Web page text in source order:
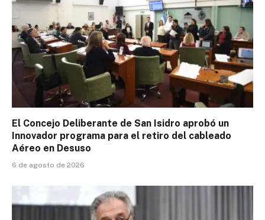
El Concejo Deliberante de San Isidro aprobó un
Innovador programa para el retiro del cableado
Aéreo en Desuso
6 de agosto de 2026